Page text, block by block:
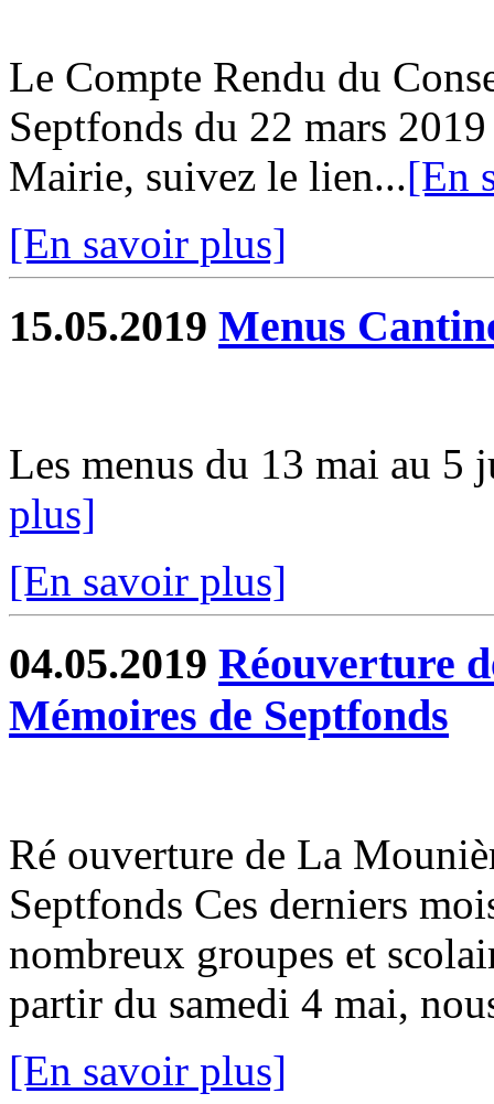
Le Compte Rendu du
Septfonds du 22 mars
Mairie, suivez le lien...[En
[En savoir plus]
15.05.2019 Menus
Les menus du 13 mai au 5
plus]
[En savoir plus]
04.05.2019 Réouverture
Mémoires de Septfonds
Ré ouverture de La
Septfonds Ces derniers
nombreux groupes et
partir du samedi 4 mai,
[En savoir plus]